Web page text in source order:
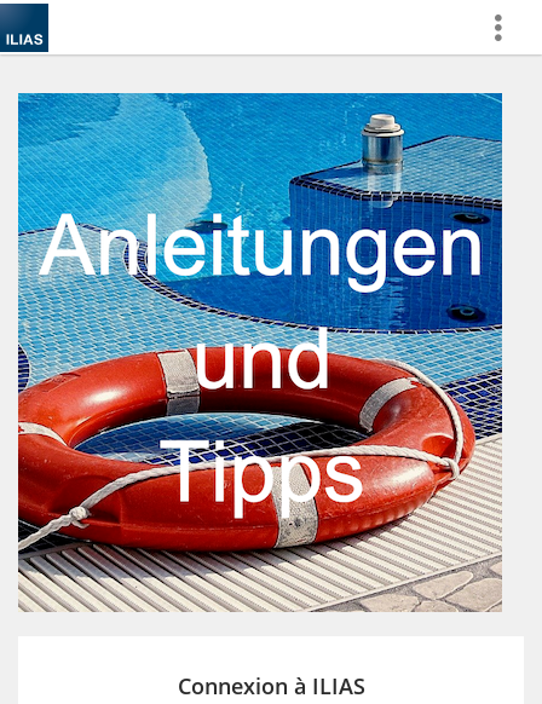
Connexion à ILIAS